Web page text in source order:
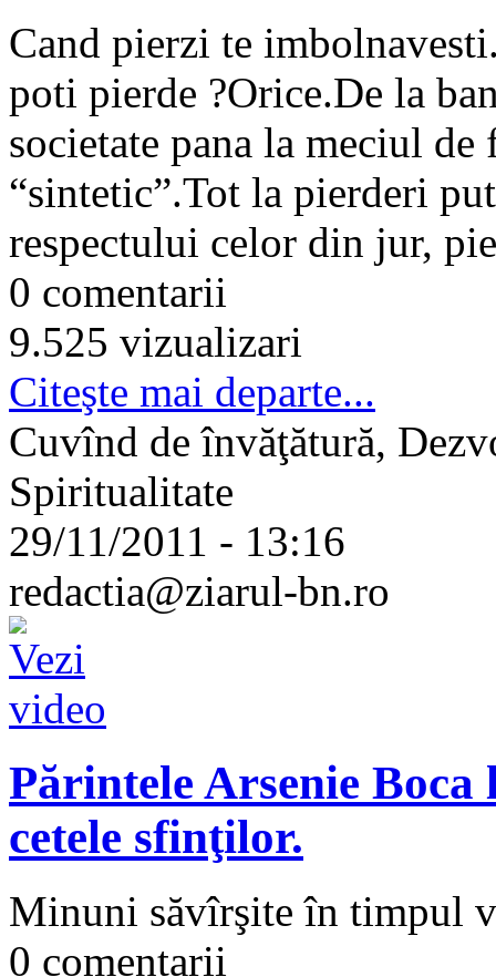
Cand pierzi te
poti pierde ?Orice.De la
societate pana la meciul
“sintetic”.Tot la pierderi
respectului celor din jur,
0 comentarii
9.525 vizualizari
Citeşte mai departe...
Cuvînd de învăţătură,
Spiritualitate
29/11/2011 - 13:16
redactia@ziarul-bn.ro
Părintele Arsenie Boca
cetele sfinţilor.
Minuni săvîrşite în timpul
0 comentarii